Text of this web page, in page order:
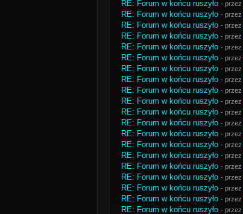
RE: Forum w końcu ruszyło - przez
RE: Forum w końcu ruszyło - przez
RE: Forum w końcu ruszyło - przez
RE: Forum w końcu ruszyło - przez
RE: Forum w końcu ruszyło - przez
RE: Forum w końcu ruszyło - przez
RE: Forum w końcu ruszyło - przez
RE: Forum w końcu ruszyło - przez
RE: Forum w końcu ruszyło - przez
RE: Forum w końcu ruszyło - przez
RE: Forum w końcu ruszyło - przez
RE: Forum w końcu ruszyło - przez
RE: Forum w końcu ruszyło - przez
RE: Forum w końcu ruszyło - przez
RE: Forum w końcu ruszyło - przez
RE: Forum w końcu ruszyło - przez
RE: Forum w końcu ruszyło - przez
RE: Forum w końcu ruszyło - przez
RE: Forum w końcu ruszyło - przez
RE: Forum w końcu ruszyło - przez